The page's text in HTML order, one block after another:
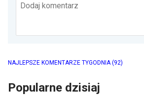
Dodaj komentarz
NAJLEPSZE KOMENTARZE TYGODNIA (92)
Popularne dzisiaj